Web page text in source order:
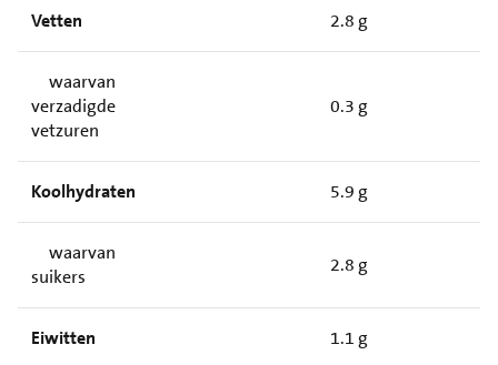
Vetten 2.8 g
waarvan
verzadigde
vetzuren
0.3 g
Koolhydraten 5.9 g
waarvan
suikers
2.8 g
Eiwitten 1.1 g